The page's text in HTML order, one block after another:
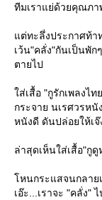
ทีมเราแย่ด้วยคุณภา
ต่ทะลึ่งประกาศท้า
เว้น"คลั่ง"กันเป็นพั
ตายไป
ส่เสื้อ "กูรักเพลงไท
กระจาย นเรศวรห
หนังดี ดันปล่อยให้เจ๊
ล่าสุดเห็นใส่เสื้อ"กู
หนกระแสจนกลาย
เอ๊ะ...เราจะ "คลั่ง"